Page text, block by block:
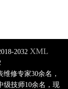
2032 XML
修专家30余名，
级技师10余名，现